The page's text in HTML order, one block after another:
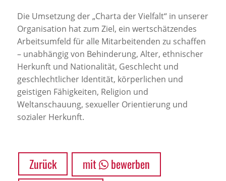
Die Umsetzung der „Charta der Vielfalt“ in unserer
Organisation hat zum Ziel, ein wertschätzendes
Arbeitsumfeld für alle Mitarbeitenden zu schaffen
– unabhängig von Behinderung, Alter, ethnischer
Herkunft und Nationalität, Geschlecht und
geschlechtlicher Identität, körperlichen und
geistigen Fähigkeiten, Religion und
Weltanschauung, sexueller Orientierung und
sozialer Herkunft.
Zurück mit
bewerben